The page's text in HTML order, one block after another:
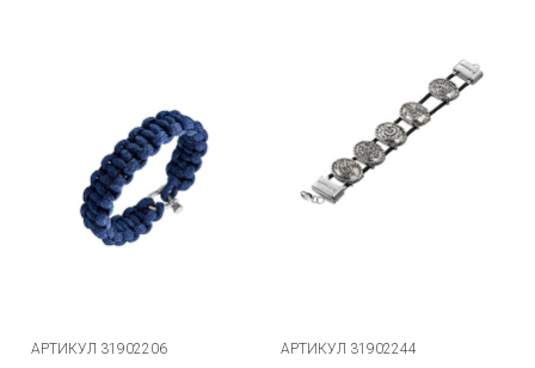
АРТИКУЛ 31902206 АРТИКУЛ 31902244